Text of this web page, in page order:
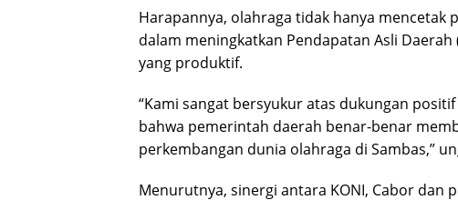
Harapannya, olahraga tidak hanya
dalam meningkatkan Pendapatan Asli
yang produktif.
“Kami sangat bersyukur atas dukungan
bahwa pemerintah daerah benar-benar
perkembangan dunia olahraga di Sambas,”
Menurutnya, sinergi antara KONI, Cabor dan